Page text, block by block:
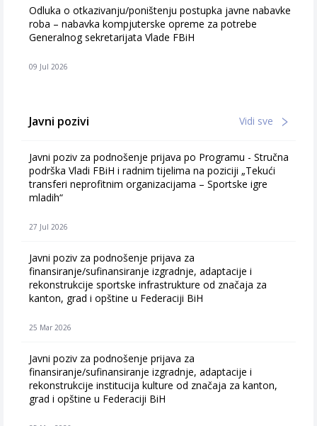
Odluka o otkazivanju/poništenju postupka javne nabavke
roba – nabavka kompjuterske opreme za potrebe
Generalnog sekretarijata Vlade FBiH
09 Jul 2026
Javni pozivi Vidi sve
Javni poziv za podnošenje prijava po Programu - Stručna
podrška Vladi FBiH i radnim tijelima na poziciji „Tekući
transferi neprofitnim organizacijama – Sportske igre
mladih“
27 Jul 2026
Javni poziv za podnošenje prijava za
finansiranje/sufinansiranje izgradnje, adaptacije i
rekonstrukcije sportske infrastrukture od značaja za
kanton, grad i opštine u Federaciji BiH
25 Mar 2026
Javni poziv za podnošenje prijava za
finansiranje/sufinansiranje izgradnje, adaptacije i
rekonstrukcije institucija kulture od značaja za kanton,
grad i opštine u Federaciji BiH